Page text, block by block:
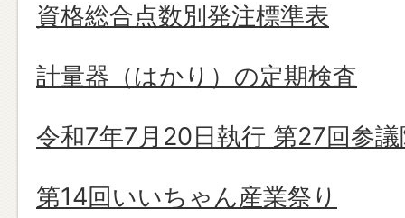
資格総合点数別発注標準表
計量器（はかり）の定期検査
令和7年7月20日執行 第27回参
第14回いいちゃん産業祭り